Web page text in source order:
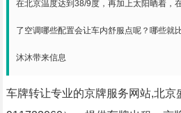
在北京温度达到38/9度，再加上太阳晒着，
了空调哪些配置会让车内舒服点呢？哪些就
沐沐带来信息
车牌转让专业的京牌服务网站,北